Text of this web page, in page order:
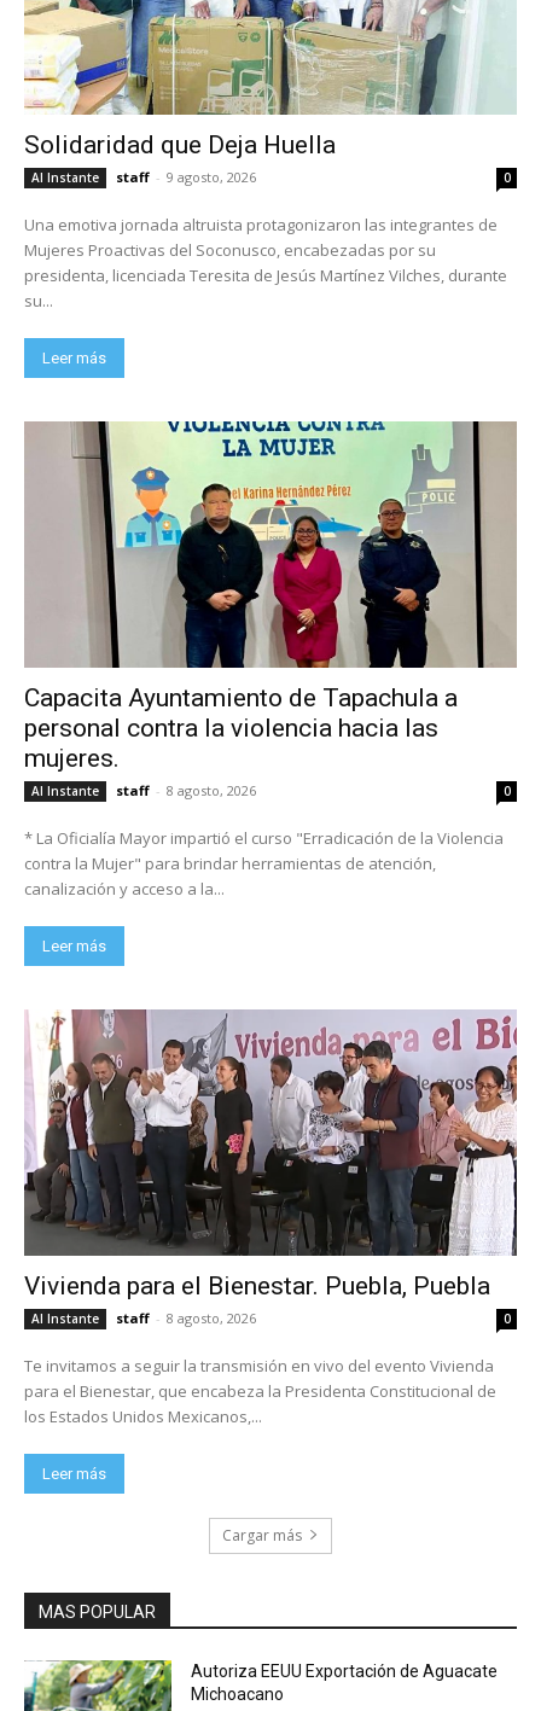
Solidaridad que Deja Huella
Al Instante staff - 9 agosto, 2026 0
Una emotiva jornada altruista protagonizaron las integrantes de
Mujeres Proactivas del Soconusco, encabezadas por su
presidenta, licenciada Teresita de Jesús Martínez Vilches, durante
su...
Leer más
Capacita Ayuntamiento de Tapachula a
personal contra la violencia hacia las
mujeres.
Al Instante staff - 8 agosto, 2026 0
* La Oficialía Mayor impartió el curso "Erradicación de la Violencia
contra la Mujer" para brindar herramientas de atención,
canalización y acceso a la...
Leer más
Vivienda para el Bienestar. Puebla, Puebla
Al Instante staff - 8 agosto, 2026 0
Te invitamos a seguir la transmisión en vivo del evento Vivienda
para el Bienestar, que encabeza la Presidenta Constitucional de
los Estados Unidos Mexicanos,...
Leer más
Cargar más
MAS POPULAR
Autoriza EEUU Exportación de Aguacate
Michoacano